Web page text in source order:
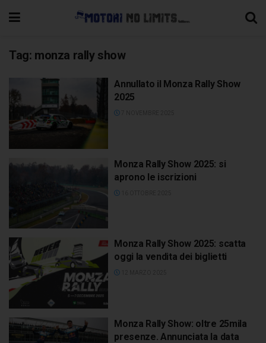
Tag: monza rally show
Annullato il Monza Rally Show
2025
Monza Rally Show 2025: si
aprono le iscrizioni
Monza Rally Show 2025: scatta
oggi la vendita dei biglietti
Monza Rally Show: oltre 25mila
presenze. Annunciata la data